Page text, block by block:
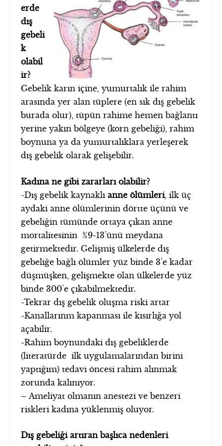
erde
dış
gebeli
k
olabil
ir?
Gebelik karın içine, yumurtalık ile rahim
arasında yer alan tüplere (en sık dış gebelik
burada olur), tüpün rahime hemen bağlantı
yerine yakın bölgeye (korn gebeliği), rahim
boynuna ya da yumurtalıklara yerleşerek
dış gebelik olarak gelişebilir.
Kadına ne gibi zararları olabilir?
-Dış gebelik kaynaklıanne ölümleri, ilk üç
aydaki anne ölümlerinin dörtte üçünü ve
gebeliğin tümünde ortaya çıkan anne
mortalitesinin %9-13’ünü meydana
getirmektedir. Gelişmiş ülkelerde dış
gebeliğe bağlı ölümler yüz binde 3’e kadar
düşmüşken, gelişmekte olan ülkelerde yüz
binde 300’e çıkabilmektedir.
-Tekrar dış gebelik oluşma riski artar
-Kanallarınm kapanması ile kısırlığa yol
açabilir.
-Rahim boynundaki dış gebeliklerde
(literatürde ilk uygulamalarından birini
yaptığım) tedavi öncesi rahim alınmak
zorunda kalınıyor.
– Ameliyat olmanın anestezi ve benzeri
riskleri kadına yüklenmiş oluyor.
Dış gebeliği artıran başlıca nedenleri